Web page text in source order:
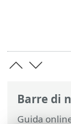
Barre di
Guida